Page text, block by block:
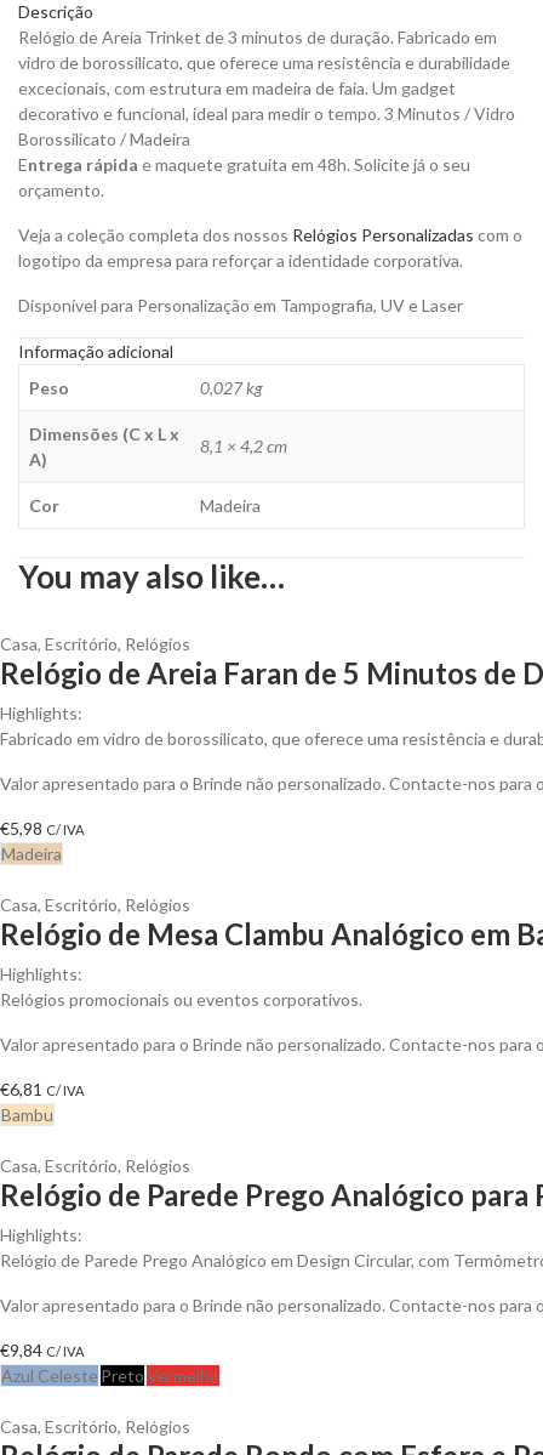
Fabricado
em
Vidro
de
Borossilicato
para
Personalizar
quantity
Descrição
Relógio de Areia Trinket de 3 minutos de duração. Fabricado em
vidro de borossilicato, que oferece uma resistência e durabilidade
excecionais, com estrutura em madeira de faia. Um gadget
decorativo e funcional, ideal para medir o tempo. 3 Minutos /Vidro
Borossilicato / Madeira
Entrega rápida e maquete gratuita em 48h. Solicite já o seu
orçamento.
Veja a coleção completa dos nossos Relógios Personalizadas com o
logotipo da empresa para reforçar a identidade corporativa.
Disponível para Personalização em Tampografia, UV e Laser
Informação adicional
Peso
0,027 kg
Dimensões (C x L x
A)
8,1 × 4,2 cm
Cor Madeira
You may also like…
Casa, Escritório, Relógios
Relógio de Areia Faran de 5 Minutos de
Highlights:
Fabricado em vidro de borossilicato, que oferece uma resistência e
Valor apresentado para o Brinde não personalizado. Contacte-nos
€5,98 C/ IVA
Madeira
Casa, Escritório, Relógios
Relógio de Mesa Clambu Analógico em
Highlights:
Relógios promocionais ou eventos corporativos.
Valor apresentado para o Brinde não personalizado. Contacte-nos
€6,81 C/ IVA
Bambu
Casa, Escritório, Relógios
Relógio de Parede Prego Analógico para
Highlights:
Relógio de Parede Prego Analógico em Design Circular, com
Valor apresentado para o Brinde não personalizado. Contacte-nos
€9,84 C/ IVA
Azul Celeste PretoVermelho
Casa, Escritório, Relógios